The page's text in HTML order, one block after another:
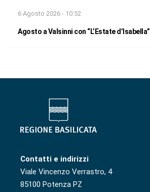
6 Agosto 2026 - 10:52
Agosto a Valsinni con “L’Estate d’Isabella”
Contatti e indirizzi
Viale Vincenzo Verrastro, 4
85100 Potenza PZ